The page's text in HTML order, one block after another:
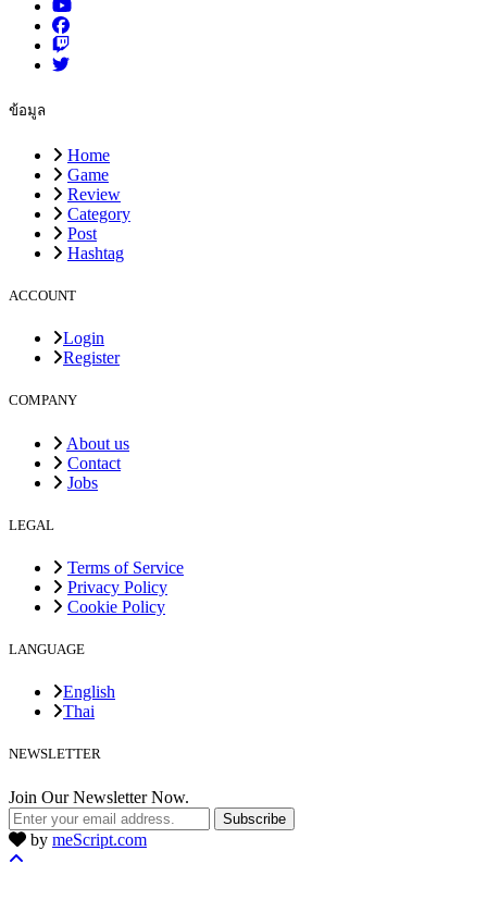
ข้อมูล
Home
Game
Review
Category
Post
Hashtag
ACCOUNT
Login
Register
COMPANY
About us
Contact
Jobs
LEGAL
Terms of Service
Privacy Policy
Cookie Policy
LANGUAGE
English
Thai
NEWSLETTER
Join Our Newsletter Now.
Subscribe
by meScript.com